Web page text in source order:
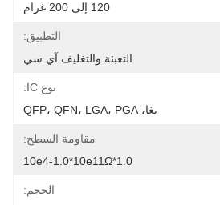
120 إلى 200 غرام
التطبيق:
التعبئة والتغليف آي سي
نوع IC:
بغا، QFP، QFN، LGA، PGA
مقاومة السطح:
1.0*10e4-1.0*10e11Ω
الحجم: